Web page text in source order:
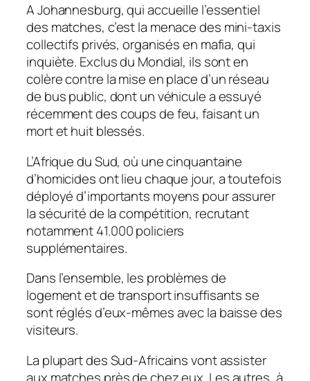
A Johannesburg, qui accueille l’essentiel
des matches, c’est la menace des mini-taxis
collectifs privés, organisés en mafia, qui
inquiète. Exclus du Mondial, ils sont en
colère contre la mise en place d’un réseau
de bus public, dont un véhicule a essuyé
récemment des coups de feu, faisant un
mort et huit blessés.
L’Afrique du Sud, où une cinquantaine
d’homicides ont lieu chaque jour, a toutefois
déployé d’importants moyens pour assurer
la sécurité de la compétition, recrutant
notamment 41.000 policiers
supplémentaires.
Dans l’ensemble, les problèmes de
logement et de transport insuffisants se
sont réglés d’eux-mêmes avec la baisse des
visiteurs.
La plupart des Sud-Africains vont assister
aux matches près de chez eux. Les autres, à